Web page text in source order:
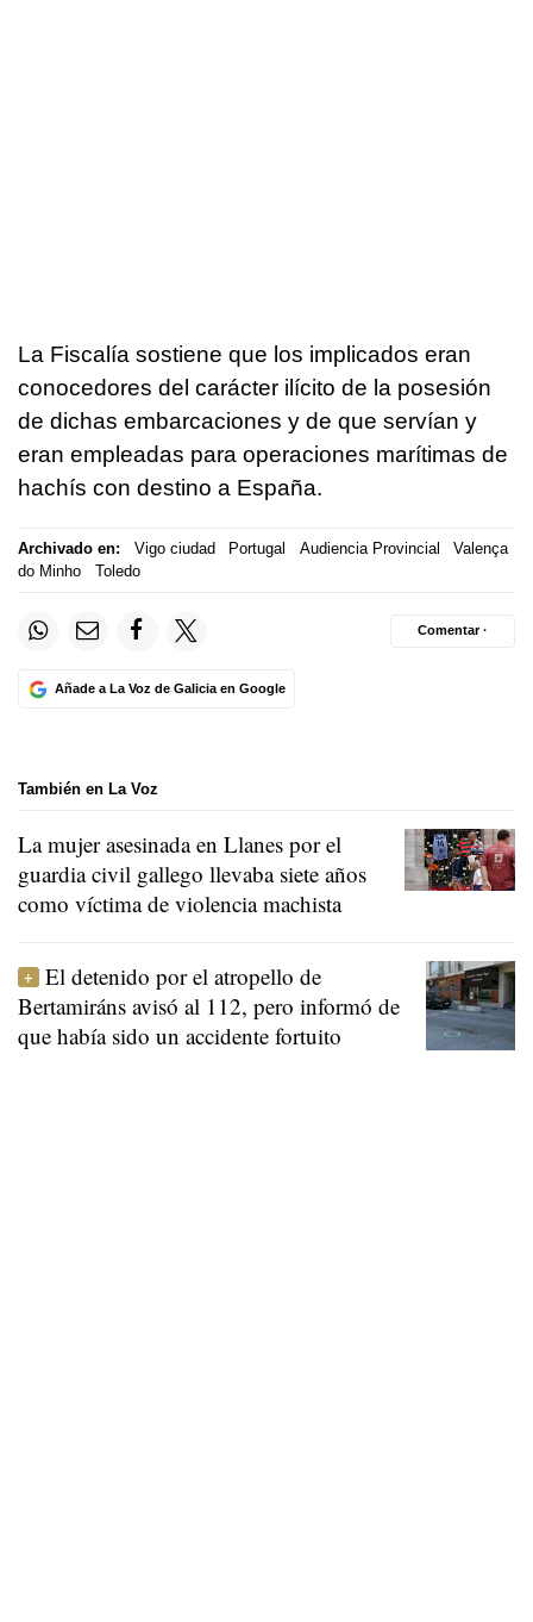
La Fiscalía sostiene que los implicados eran
conocedores del carácter ilícito de la posesión
de dichas embarcaciones y de que servían y
eran empleadas para operaciones marítimas de
hachís con destino a España.
Archivado en: Vigo ciudad Portugal Audiencia Provincial
Valença
do Minho
Toledo
Añade a La Voz de Galicia en Google
Comentar ·
También en La Voz
La mujer asesinada en Llanes por el
guardia civil gallego llevaba siete años
como víctima de violencia machista
El detenido por el atropello de
Bertamiráns avisó al 112, pero informó de
que había sido un accidente fortuito